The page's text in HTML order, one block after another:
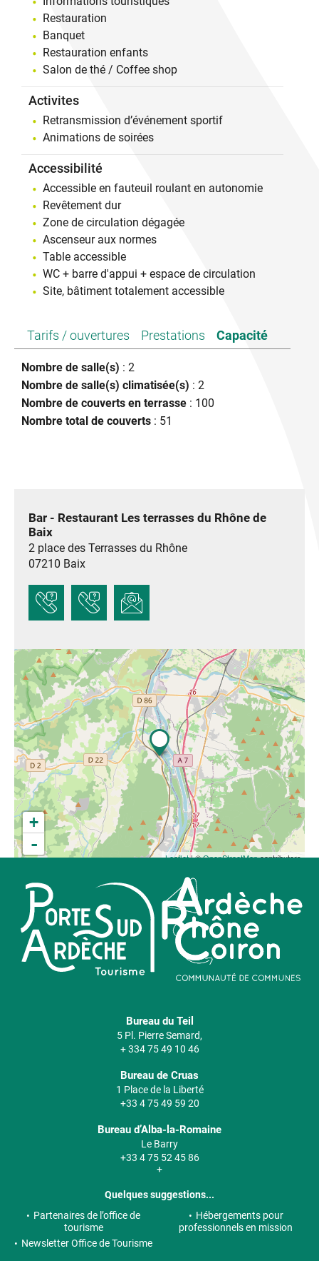
Restauration
Banquet
Restauration enfants
Salon de thé / Coffee shop
Activites
Retransmission d’événement sportif
Animations de soirées
Accessibilité
Accessible en fauteuil roulant en autonomie
Revêtement dur
Zone de circulation dégagée
Ascenseur aux normes
Table accessible
WC + barre d'appui + espace de circulation
Site, bâtiment totalement accessible
Tarifs / ouvertures Prestations Capacité
Nombre de salle(s) : 2
Nombre de salle(s) climatisée(s) : 2
Nombre de couverts en terrasse : 100
Nombre total de couverts : 51
Bar - Restaurant Les terrasses du Rhône de
Baix
2 place des Terrasses du Rhône
07210 Baix
+
-
Leaflet| ©OpenStreetMapcontributors
Bureau du Teil
5 Pl. Pierre Semard,
+ 334 75 49 10 46
Bureau de Cruas
1 Place de la Liberté
+33 4 75 49 59 20
Bureau d’Alba-la-Romaine
Le Barry
+33 4 75 52 45 86
+
Quelques suggestions...
Partenaires de l’office de
tourisme
Hébergements pour
professionnels en mission
Newsletter Office de Tourisme